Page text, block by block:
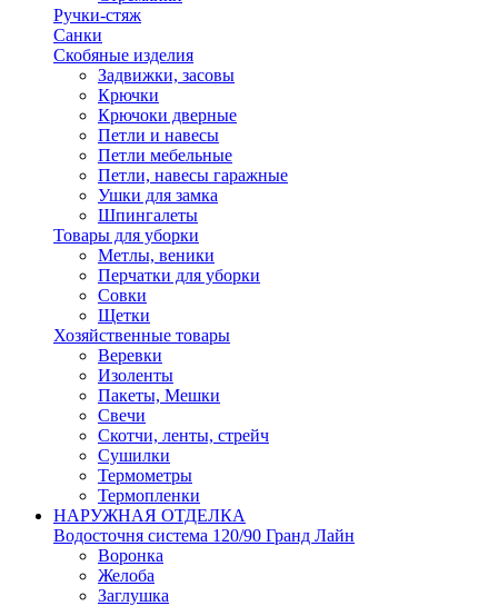
Ручки-стяж
Санки
Скобяные изделия
Задвижки, засовы
Крючки
Крючоки дверные
Петли и навесы
Петли мебельные
Петли, навесы гаражные
Ушки для замка
Шпингалеты
Товары для уборки
Метлы, веники
Перчатки для уборки
Совки
Щетки
Хозяйственные товары
Веревки
Изоленты
Пакеты, Мешки
Свечи
Скотчи, ленты, стрейч
Сушилки
Термометры
Термопленки
НАРУЖНАЯ ОТДЕЛКА
Водосточня система 120/90 Гранд Лайн
Воронка
Желоба
Заглушка